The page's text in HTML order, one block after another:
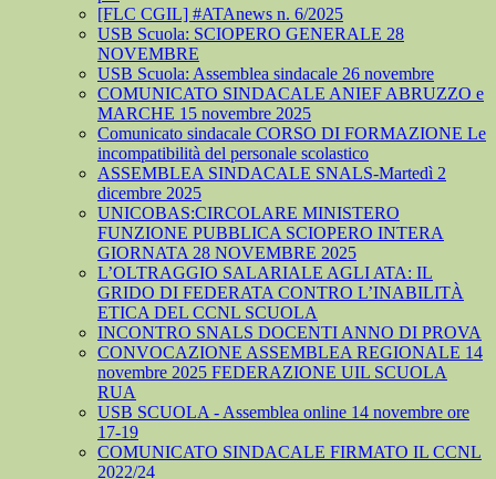
[FLC CGIL] #ATAnews n. 6/2025
USB Scuola: SCIOPERO GENERALE 28
NOVEMBRE
USB Scuola: Assemblea sindacale 26 novembre
COMUNICATO SINDACALE ANIEF ABRUZZO e
MARCHE 15 novembre 2025
Comunicato sindacale CORSO DI FORMAZIONE Le
incompatibilità del personale scolastico
ASSEMBLEA SINDACALE SNALS-Martedì 2
dicembre 2025
UNICOBAS:CIRCOLARE MINISTERO
FUNZIONE PUBBLICA SCIOPERO INTERA
GIORNATA 28 NOVEMBRE 2025
L’OLTRAGGIO SALARIALE AGLI ATA: IL
GRIDO DI FEDERATA CONTRO L’INABILITÀ
ETICA DEL CCNL SCUOLA
INCONTRO SNALS DOCENTI ANNO DI PROVA
CONVOCAZIONE ASSEMBLEA REGIONALE 14
novembre 2025 FEDERAZIONE UIL SCUOLA
RUA
USB SCUOLA - Assemblea online 14 novembre ore
17-19
COMUNICATO SINDACALE FIRMATO IL CCNL
2022/24